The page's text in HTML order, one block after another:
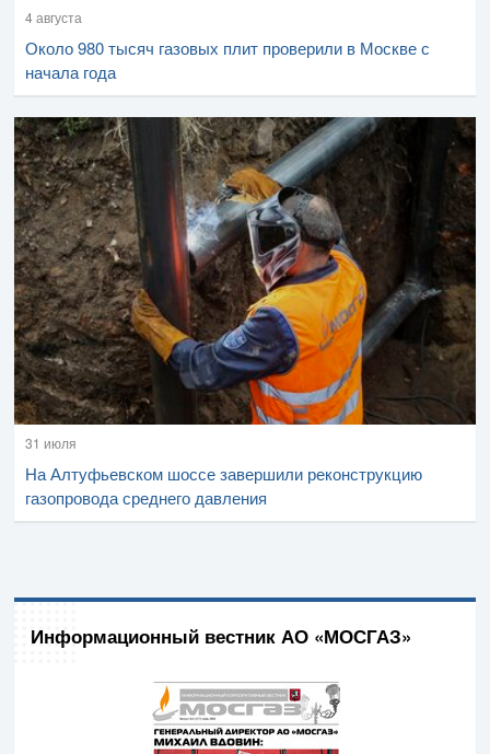
4 августа
Около 980 тысяч газовых плит проверили в Москве с
начала года
31 июля
На Алтуфьевском шоссе завершили реконструкцию
газопровода среднего давления
Информационный вестник АО «МОСГАЗ»